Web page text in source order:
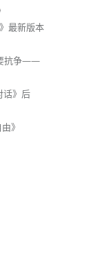
最新版本
抗争——
话》后
》